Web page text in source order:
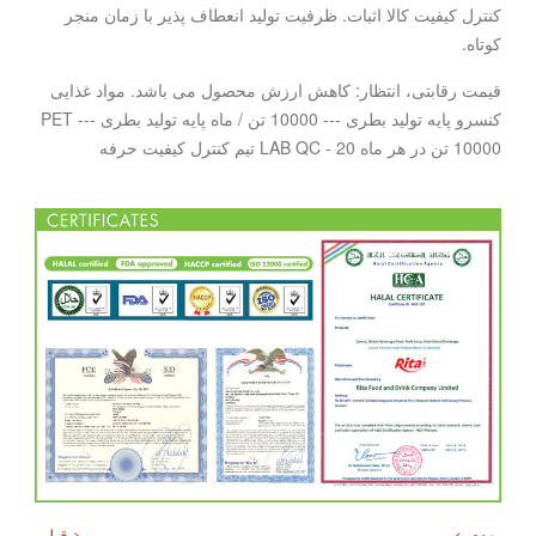
کنترل کیفیت کالا اثبات. ظرفیت تولید انعطاف پذیر با زمان منجر
کوتاه.
قیمت رقابتی، انتظار: کاهش ارزش محصول می باشد. مواد غذایی
کنسرو پایه تولید بطری --- 10000 تن / ماه پایه تولید بطری PET ---
10000 تن در هر ماه LAB QC - 20 تیم کنترل کیفیت حرفه